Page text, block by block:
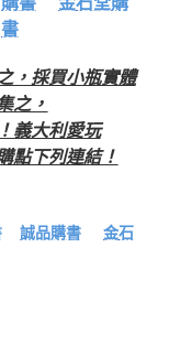
書
，採買小瓶實體
之，
義大利愛玩
點下列連結！
誠品購書
金石